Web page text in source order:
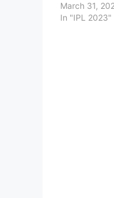
March 31,
In "IPL 2023"